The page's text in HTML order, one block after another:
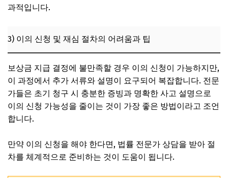
과적입니다.
3) 이의 신청 및 재심 절차의 어려움과 팁
보상금 지급 결정에 불만족할 경우 이의 신청이 가능하지만,
이 과정에서 추가 서류와 설명이 요구되어 복잡합니다. 전문
가들은 초기 청구 시 충분한 증빙과 명확한 사고 설명으로
이의 신청 가능성을 줄이는 것이 가장 좋은 방법이라고 조언
합니다.
만약 이의 신청을 해야 한다면, 법률 전문가 상담을 받아 절
차를 체계적으로 준비하는 것이 도움이 됩니다.